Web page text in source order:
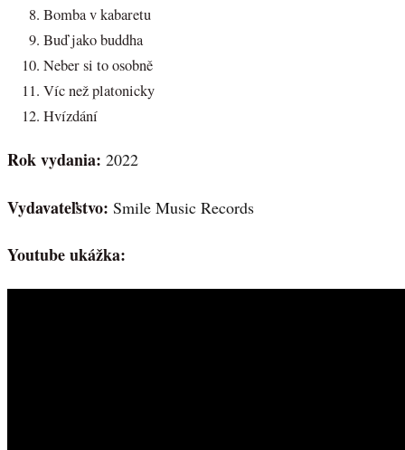
Bomba v kabaretu
Buď jako buddha
Neber si to osobně
Víc než platonicky
Hvízdání
Rok vydania: 2022
Vydavateľstvo: Smile Music Records
Youtube ukážka: